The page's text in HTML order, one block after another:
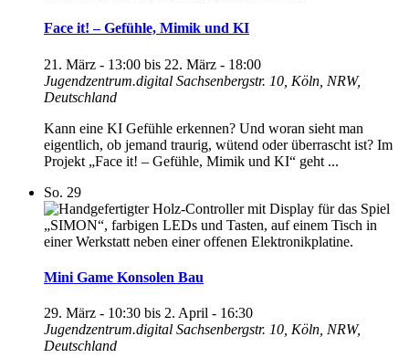
Face it! – Gefühle, Mimik und KI
21. März - 13:00 bis 22. März - 18:00
Jugendzentrum.digital Sachsenbergstr. 10, Köln, NRW,
Deutschland
Kann eine KI Gefühle erkennen? Und woran sieht man
eigentlich, ob jemand traurig, wütend oder überrascht ist? Im
Projekt „Face it! – Gefühle, Mimik und KI“ geht ...
So. 29
Mini Game Konsolen Bau
29. März - 10:30 bis 2. April - 16:30
Jugendzentrum.digital Sachsenbergstr. 10, Köln, NRW,
Deutschland